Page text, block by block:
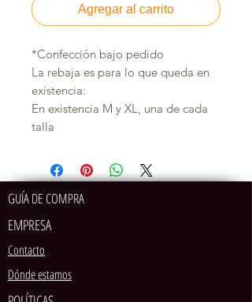
Agregar al carrito
*Confección bajo pedido
La rebaja es para lo que queda en
existencia:
En existencia M y XL, una de cada
talla
GUÍA DE COMPRA
EMPRESA
Contacto
Dónde estamos